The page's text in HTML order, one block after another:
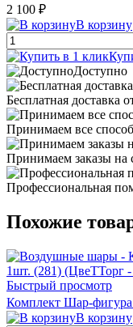
2 100 ₽
В корзину
Доступно
Бесплатная доставка
Принимаем все
Принимаем заказы на
Профессиональная
Похожие
Быстрый просмотр
Комплект Шар-
В корзину